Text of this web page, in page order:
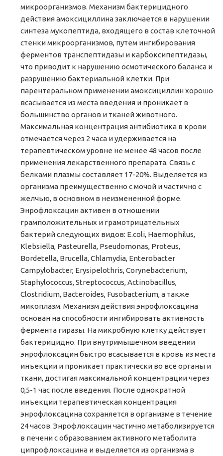
микроорганизмов. Механизм бактерицидного
действия амоксициллина заключается в нарушении
синтеза мукопептида, входящего в состав клеточной
стенки микроорганизмов, путем ингибирования
ферментов транспептидазы и карбоксипептидазы,
что приводит к нарушению осмотического баланса и
разрушению бактериальной клетки. При
парентеральном применении амоксициллин хорошо
всасывается из места введения и проникает в
большинство органов и тканей животного.
Максимальная концентрация антибиотика в крови
отмечается через 2 часа и удерживается на
терапевтическом уровне не менее 48 часов после
применения лекарственного препарата. Связь с
белками плазмы составляет 17-20%. Выделяется из
организма преимущественно с мочой и частично с
желчью, в основном в неизмененной форме.
Энрофлоксацин активен в отношении
грамположительных и грамотрицательных
бактерий следующих видов: E.coli, Haemophilus,
Klebsiella, Pasteurella, Pseudomonas, Proteus,
Bordetella, Brucella, Chlamydia, Enterobacter
Campylobacter, Erysipelothris, Corynebacterium,
Staphylococcus, Streptococcus, Actinobacillus,
Clostridium, Bacteroides, Fusobacterium, а также
микоплазм. Механизм действия энрофлоксацина
основан на способности ингибировать активность
фермента гиразы. На микробную клетку действует
бактерицидно. При внутримышечном введении
энрофлоксацин быстро всасывается в кровь из места
инъекции и проникает практически во все органы и
ткани, достигая максимальной концентрации через
0,5-1 час после введения. После однократной
инъекции терапевтическая концентрация
энрофлоксацина сохраняется в организме в течение
24 часов. Энрофлоксацин частично метаболизируется
в печени с образованием активного метаболита
ципрофлоксацина и выделяется из организма в